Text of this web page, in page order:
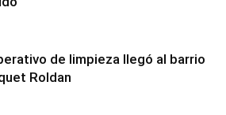
de limpieza llegó al barrio
Roldan